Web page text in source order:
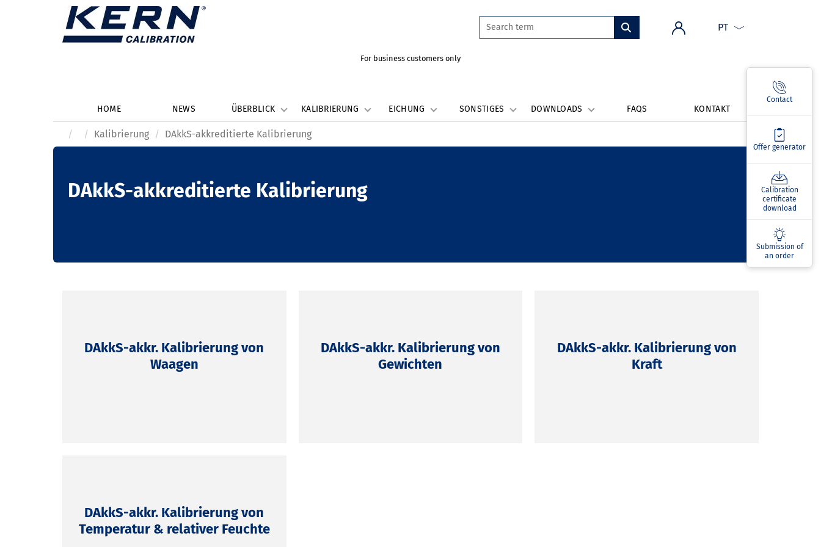
PT
For business customers only
Contact
Offer generator
Calibration
certificate
download
Submission of
an order
HOME NEWS ÜBERBLICK KALIBRIERUNG EICHUNG SONSTIGES DOWNLOADS FAQS KONTAKT
Kalibrierung DAkkS-akkreditierte Kalibrierung
DAkkS-akkreditierte Kalibrierung
DAkkS-akkr. Kalibrierung von
Waagen
DAkkS-akkr. Kalibrierung von
Gewichten
DAkkS-akkr. Kalibrierung von
Kraft
DAkkS-akkr. Kalibrierung von
Temperatur & relativer Feuchte